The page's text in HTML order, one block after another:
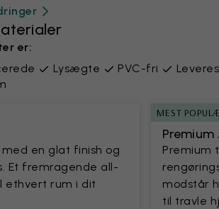
er:
Lysægte PVC-fri
Leveres
med en glat finish og
Et fremragende all-
ethvert rum i dit
MEST
Premium
modstår
til travle